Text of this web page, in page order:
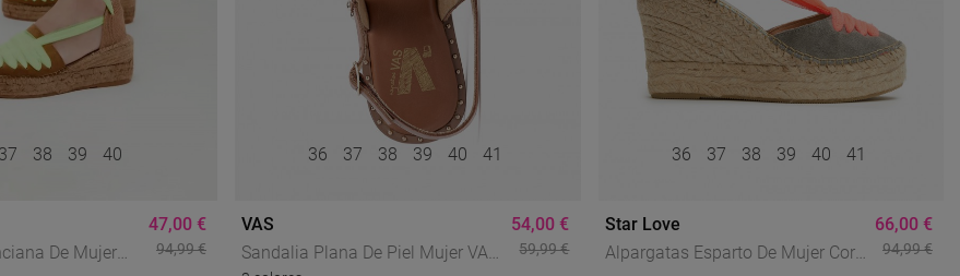
37 38 39 40
De Mujer
47,00 €
94,99 €
36 37 38 39 40 41
VAS
Sandalia Plana De Piel Mujer VAS
54,00 €
59,99 €
36 37 38 39 40 41
Star Love
Alpargatas Esparto De Mujer Coral
66,00 €
94,99 €